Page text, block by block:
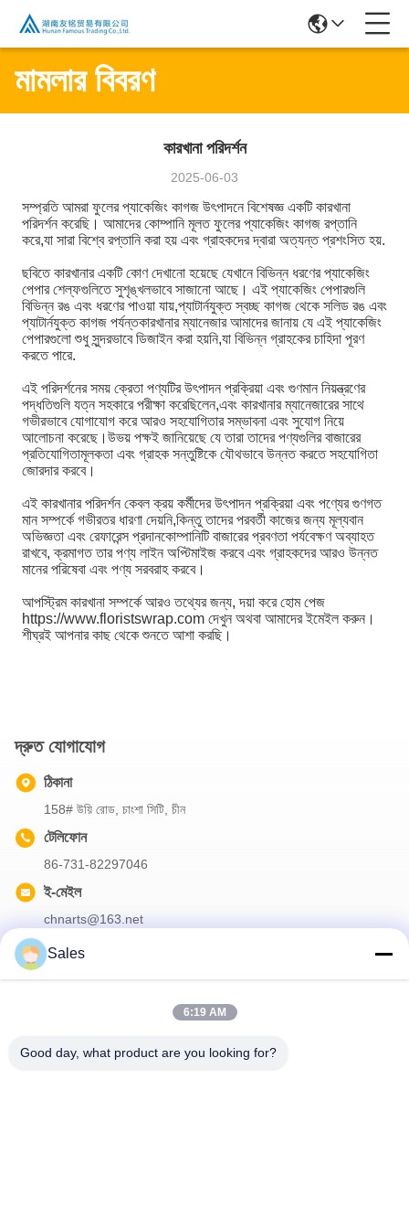
মামলার বিবরণ
কারখানা পরিদর্শন
2025-06-03
সম্প্রতি আমরা ফুলের প্যাকেজিং কাগজ উৎপাদনে বিশেষজ্ঞ একটি কারখানা
পরিদর্শন করেছি। আমাদের কোম্পানি মূলত ফুলের প্যাকেজিং কাগজ রপ্তানি
করে,যা সারা বিশ্বে রপ্তানি করা হয় এবং গ্রাহকদের দ্বারা অত্যন্ত প্রশংসিত হয়.
ছবিতে কারখানার একটি কোণ দেখানো হয়েছে যেখানে বিভিন্ন ধরণের প্যাকেজিং
পেপার শেল্ফগুলিতে সুশৃঙ্খলভাবে সাজানো আছে। এই প্যাকেজিং পেপারগুলি
বিভিন্ন রঙ এবং ধরণের পাওয়া যায়,প্যাটার্নযুক্ত স্বচ্ছ কাগজ থেকে সলিড রঙ এবং
প্যাটার্নযুক্ত কাগজ পর্যন্তকারখানার ম্যানেজার আমাদের জানায় যে এই প্যাকেজিং
পেপারগুলো শুধু সুন্দরভাবে ডিজাইন করা হয়নি,যা বিভিন্ন গ্রাহকের চাহিদা পূরণ
করতে পারে.
এই পরিদর্শনের সময় ক্রেতা পণ্যটির উৎপাদন প্রক্রিয়া এবং গুণমান নিয়ন্ত্রণের
পদ্ধতিগুলি যত্ন সহকারে পরীক্ষা করেছিলেন,এবং কারখানার ম্যানেজারের সাথে
গভীরভাবে যোগাযোগ করে আরও সহযোগিতার সম্ভাবনা এবং সুযোগ নিয়ে
আলোচনা করেছে।উভয় পক্ষই জানিয়েছে যে তারা তাদের পণ্যগুলির বাজারের
প্রতিযোগিতামূলকতা এবং গ্রাহক সন্তুষ্টিকে যৌথভাবে উন্নত করতে সহযোগিতা
জোরদার করবে।
এই কারখানার পরিদর্শন কেবল ক্রয় কর্মীদের উৎপাদন প্রক্রিয়া এবং পণ্যের গুণগত
মান সম্পর্কে গভীরতর ধারণা দেয়নি,কিন্তু তাদের পরবর্তী কাজের জন্য মূল্যবান
অভিজ্ঞতা এবং রেফারেন্স প্রদানকোম্পানিটি বাজারের প্রবণতা পর্যবেক্ষণ অব্যাহত
রাখবে, ক্রমাগত তার পণ্য লাইন অপ্টিমাইজ করবে এবং গ্রাহকদের আরও উন্নত
মানের পরিষেবা এবং পণ্য সরবরাহ করবে।
আপস্ট্রিম কারখানা সম্পর্কে আরও তথ্যের জন্য, দয়া করে হোম পেজ
https://www.floristswrap.com দেখুন অথবা আমাদের ইমেইল করুন।
শীঘ্রই আপনার কাছ থেকে শুনতে আশা করছি।
দ্রুত যোগাযোগ
ঠিকানা
158# উয়ি রোড, চাংশা সিটি, চীন
টেলিফোন
86-731-82297046
ই-মেইল
chnarts@163.net
আমাদের নিউজলেটারে সাবস্ক্রাইব করুন এবং আরও অনেক কিছু পেতে পারেন।
Sales
6:19 AM
Good day, what product are you looking for?